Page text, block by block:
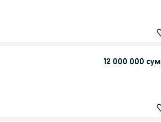
12 000 000 сум